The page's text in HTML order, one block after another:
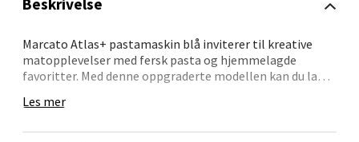
Beskrivelse
Marcato Atlas+ pastamaskin blå inviterer til kreative
matopplevelser med fersk pasta og hjemmelagde
favoritter. Med denne oppgraderte modellen kan du lage
verktøy, mens den lyseblå finishen gir kjøkkenet et
Les mer
Molde - Moldetorget
Torget 1, 6413 Molde